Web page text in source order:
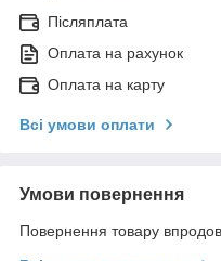
Післяплата
Оплата на рахунок
Оплата на карту
Всі умови оплати
Умови повернення
Повернення товару